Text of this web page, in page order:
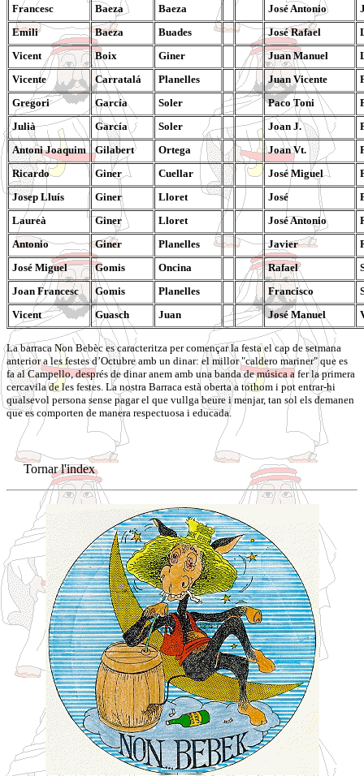
Francesc
Baeza Baeza José Antonio
Emili
Baeza Buades José Rafael
Vicent
Boix Giner Juan Manuel
Vicente
Carratalá Planelles Juan Vicente
Gregori
García Soler Paco Toni
Julià
García Soler Joan J.
Antoni Joaquim
Gilabert Ortega Joan Vt.
Ricardo
Giner Cuellar José Miguel
Josep Lluís
Giner Lloret José
Laureà
Giner Lloret José Antonio
Antonio
Giner Planelles Javier
José Miguel
Gomis Oncina Rafael
Joan Francesc
Gomis Planelles Francisco
Vicent
Guasch Juan José Manuel
La barraca Non Bebèc es caracteritza per començar la festa el cap de setmana
anterior a les festes d’Octubre amb un dinar: el millor "caldero mariner" que es
fa al Campello, després de dinar anem amb una banda de música a fer la primera
cercavila de les festes. La nostra Barraca està oberta a tothom i pot entrar-hi
qualsevol persona sense pagar el que vullga beure i menjar, tan sol els demanen
que es comporten de manera respectuosa i educada.
Tornar l'index